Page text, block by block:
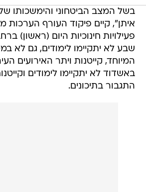
בשל המצב הביטחוני והימשכותו
איתן", קיים פיקוד העורף הערכות
פעילויות חינוכיות היום (ראשון)
שבע לא יתקיימו לימודים, גם לא
המיוחד, קייטנות ויתר האירועים
באשדוד לא יתקיימו לימודים
התגבור בתיכונים.